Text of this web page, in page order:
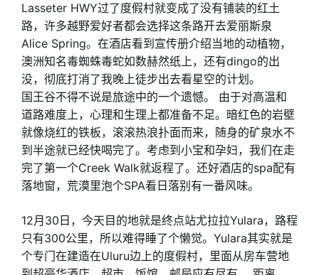
Lasseter HWY过了度假村就变成了没有铺装的红土
路，许多越野爱好者都会选择这条路开去爱丽斯泉
Alice Spring。在酒店看到宣传册介绍当地的动植物，
澳洲知名毒蜘蛛毒蛇如数赫然纸上，还有dingo的出
没，彻底打消了我晚上徒步出去看星空的计划。
国王谷不得不说是旅途中的一个遗憾。 由于对高温和
道路难度上，心理和生理上都准备不足。暗红色的岩壁
就像烧红的铁板，滚滚热浪扑面而来，随身的矿泉水不
到半途就已经快喝完了。考虑到小宝和孕妇，我们在走
完了第一个Creek Walk就返程了。还好酒店的spa配有
落地窗，荒漠里泡个SPA看日落别有一番风味。
12月30日，今天目的地就是终点站尤拉拉Yulara，路程
只有300公里，所以难得睡了个懒觉。Yulara其实就是
个专门在建造在Uluru边上的度假村，里面从房车营地